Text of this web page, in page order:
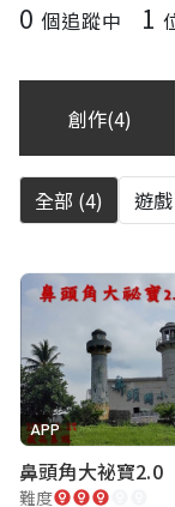
0 個追蹤中 1
創作(4)
全部 (4) 遊
APP
鼻頭角大祕寶2.0
難度